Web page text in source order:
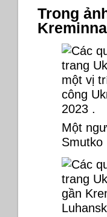
Trong
Một
Smutko